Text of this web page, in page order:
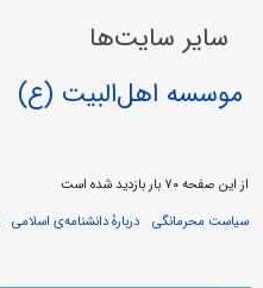
سایر سایت‌ها
موسسه اهل‌البیت (ع)
از این صفحه ۷۰ بار بازدید شده است
سیاست محرمانگی
دربارهٔ دانشنامه‌ی اسلامی